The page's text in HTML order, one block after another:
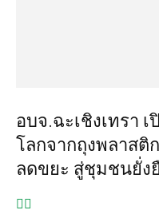
อบจ.ฉะเชิงเทรา
โลกจากถุงพลาสติ
ลดขยะ สู่ชุมชนยั่ง